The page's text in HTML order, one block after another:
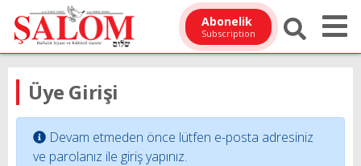
Abonelik
Subscription
Üye Girişi
Devam etmeden önce lütfen e-posta adresiniz
ve parolanız ile giriş yapınız.